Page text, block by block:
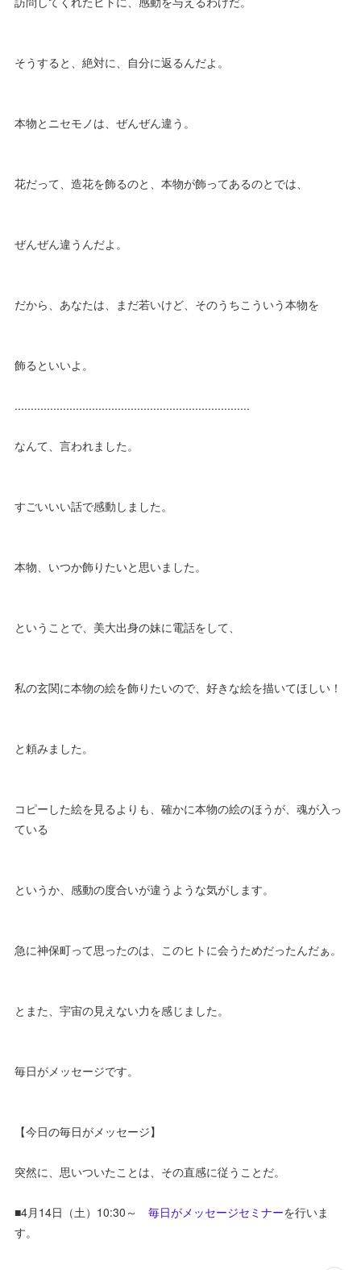
そうすると、絶対に、自分に返るんだよ。
本物とニセモノは、ぜんぜん違う。
花だって、造花を飾るのと、本物が飾ってあるのとでは、
ぜんぜん違うんだよ。
だから、あなたは、まだ若いけど、そのうちこういう本物を
飾るといいよ。
.........................................................................
なんて、言われました。
すごいいい話で感動しました。
本物、いつか飾りたいと思いました。
ということで、美大出身の妹に電話をして、
私の玄関に本物の絵を飾りたいので、好きな絵を描いてほしい！
と頼みました。
コピーした絵を見るよりも、確かに本物の絵のほうが、魂が入っ
ている
というか、感動の度合いが違うような気がします。
急に神保町って思ったのは、このヒトに会うためだったんだぁ。
とまた、宇宙の見えない力を感じました。
毎日がメッセージです。
【今日の毎日がメッセージ】
突然に、思いついたことは、その直感に従うことだ。
■4月14日（土）10:30～毎日がメッセージセミナーを行いま
す。